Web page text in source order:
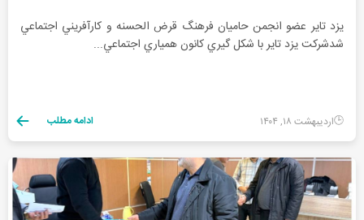
يزد تاير عضو انجمن حاميان فرهنگ قرض الحسنه و كارآفريني اجتماعي
شدشركت يزد تاير با شكل گيري كانون همياري اجتماعي...
اردیبهشت ۱۸, ۱۴۰۴ ادامه مطلب